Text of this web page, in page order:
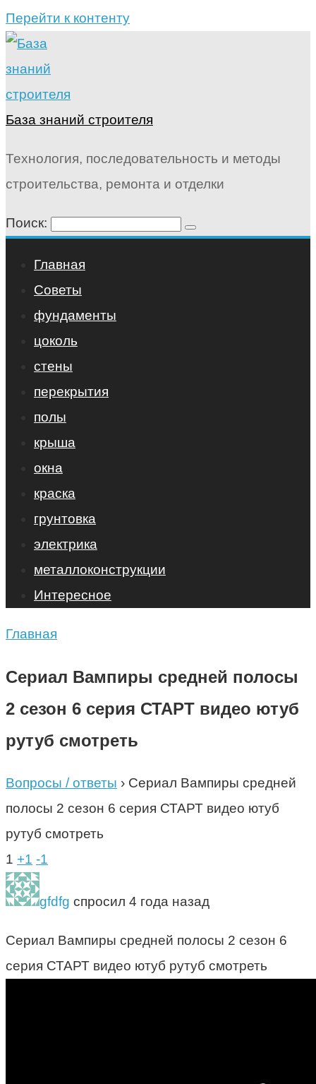
Перейти к контенту
База знаний строителя
Технология, последовательность и методы
строительства, ремонта и отделки
Поиск:
Главная
Советы
фундаменты
цоколь
стены
перекрытия
полы
крыша
окна
краска
грунтовка
электрика
металлоконструкции
Интересное
Главная
Сериал Вампиры средней полосы
2 сезон 6 серия СТАРТ видео ютуб
рутуб смотреть
Вопросы / ответы › Сериал Вампиры средней
полосы 2 сезон 6 серия СТАРТ видео ютуб
рутуб смотреть
1 +1 -1
gfdfg спросил 4 года назад
Сериал Вампиры средней полосы 2 сезон 6
серия СТАРТ видео ютуб рутуб смотреть